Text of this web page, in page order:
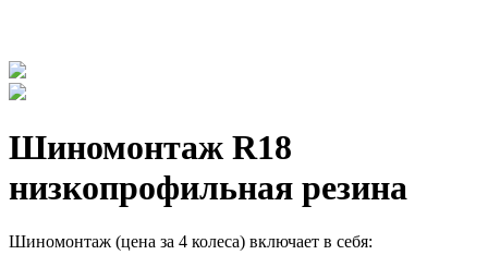
Шиномонтаж R18
низкопрофильная резина
Шиномонтаж (цена за 4 колеса) включает в себя: